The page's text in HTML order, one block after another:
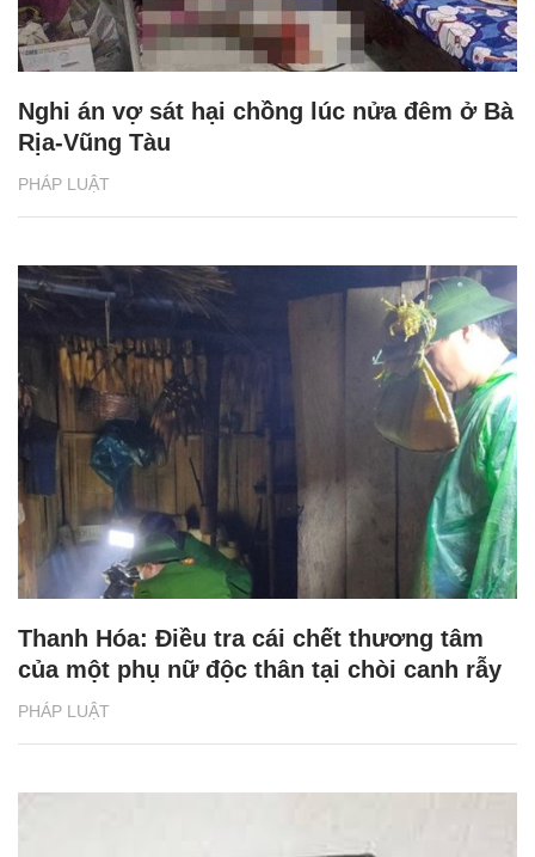
PHÁP LUẬT
Nghi án vợ sát hại chồng lúc nửa đêm ở Bà
Rịa-Vũng Tàu
PHÁP LUẬT
Thanh Hóa: Điều tra cái chết thương tâm
của một phụ nữ độc thân tại chòi canh rẫy